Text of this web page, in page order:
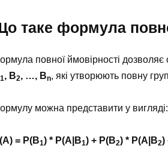
таке формула
повної ймовірності дозволяє
1, B2, …, Bn, які утворюють повну
можна представити у вигляді:
= P(B1) * P(A|B1) + P(B2) * P(A|B2)